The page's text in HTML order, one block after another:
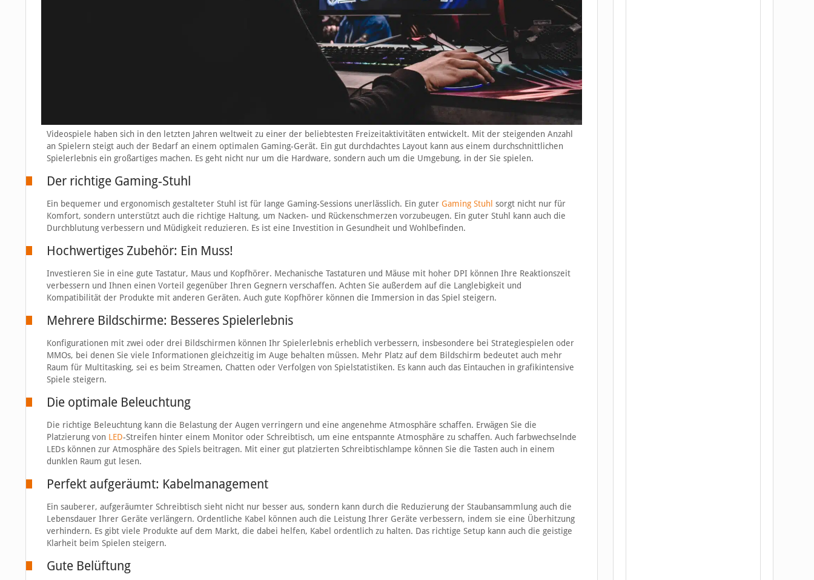
Videospiele haben sich in den letzten Jahren weltweit zu einer der beliebtesten Freizeitaktivitäten entwickelt. Mit der steigenden Anzahl
an Spielern steigt auch der Bedarf an einem optimalen Gaming-Gerät. Ein gut durchdachtes Layout kann aus einem durchschnittlichen
Spielerlebnis ein großartiges machen. Es geht nicht nur um die Hardware, sondern auch um die Umgebung, in der Sie spielen.
Der richtige Gaming-Stuhl
Ein bequemer und ergonomisch gestalteter Stuhl ist für lange Gaming-Sessions unerlässlich. Ein guter Gaming Stuhl sorgt nicht nur für
Komfort, sondern unterstützt auch die richtige Haltung, um Nacken- und Rückenschmerzen vorzubeugen. Ein guter Stuhl kann auch die
Durchblutung verbessern und Müdigkeit reduzieren. Es ist eine Investition in Gesundheit und Wohlbefinden.
Hochwertiges Zubehör: Ein Muss!
Investieren Sie in eine gute Tastatur, Maus und Kopfhörer. Mechanische Tastaturen und Mäuse mit hoher DPI können Ihre Reaktionszeit
verbessern und Ihnen einen Vorteil gegenüber Ihren Gegnern verschaffen. Achten Sie außerdem auf die Langlebigkeit und
Kompatibilität der Produkte mit anderen Geräten. Auch gute Kopfhörer können die Immersion in das Spiel steigern.
Mehrere Bildschirme: Besseres Spielerlebnis
Konfigurationen mit zwei oder drei Bildschirmen können Ihr Spielerlebnis erheblich verbessern, insbesondere bei Strategiespielen oder
MMOs, bei denen Sie viele Informationen gleichzeitig im Auge behalten müssen. Mehr Platz auf dem Bildschirm bedeutet auch mehr
Raum für Multitasking, sei es beim Streamen, Chatten oder Verfolgen von Spielstatistiken. Es kann auch das Eintauchen in grafikintensive
Spiele steigern.
Die optimale Beleuchtung
Die richtige Beleuchtung kann die Belastung der Augen verringern und eine angenehme Atmosphäre schaffen. Erwägen Sie die
Platzierung von LED-Streifen hinter einem Monitor oder Schreibtisch, um eine entspannte Atmosphäre zu schaffen. Auch farbwechselnde
LEDs können zur Atmosphäre des Spiels beitragen. Mit einer gut platzierten Schreibtischlampe können Sie die Tasten auch in einem
dunklen Raum gut lesen.
Perfekt aufgeräumt: Kabelmanagement
Ein sauberer, aufgeräumter Schreibtisch sieht nicht nur besser aus, sondern kann durch die Reduzierung der Staubansammlung auch die
Lebensdauer Ihrer Geräte verlängern. Ordentliche Kabel können auch die Leistung Ihrer Geräte verbessern, indem sie eine Überhitzung
verhindern. Es gibt viele Produkte auf dem Markt, die dabei helfen, Kabel ordentlich zu halten. Das richtige Setup kann auch die geistige
Klarheit beim Spielen steigern.
Gute Belüftung